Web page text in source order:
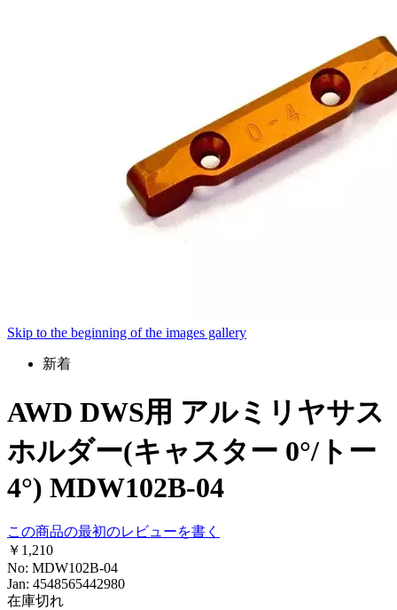
Skip to the beginning of the images gallery
新着
AWD DWS用 アルミリヤサス
ホルダー(キャスター 0°/トー
4°) MDW102B-04
この商品の最初のレビューを書く
￥1,210
No: MDW102B-04
Jan: 4548565442980
在庫切れ